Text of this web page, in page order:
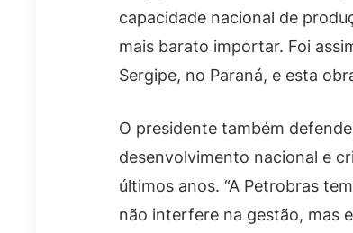
capacidade nacional de
mais barato importar. Foi
Sergipe, no Paraná, e esta
O presidente também
desenvolvimento nacional e
últimos anos. “A Petrobras
não interfere na gestão, mas